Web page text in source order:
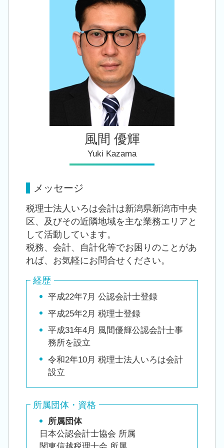
相続税 手続き
住宅取得等資金 贈与
小規模宅地等の特例 要件
税務顧問 税理士 相談 亀田駅
相続 税理士 相談 亀田駅
会社設立 税理士 相談 豊栄駅
創業支援 税理士 相談 加茂市
税務顧問 税理士 相談 江南区
会社設立 税理士 相談 新潟市中央区
風間 優輝
Yuki Kazama
メッセージ
税理士法人いろは会計は新潟県新潟市中央
区、及びその近隣地域を主な業務エリアと
して活動しています。
税務、会計、自計化等でお困りのことがあ
れば、お気軽にお問合せください。
経歴
平成22年7月 公認会計士登録
平成25年2月 税理士登録
平成31年4月 風間優輝公認会計士事
務所を設立
令和2年10月 税理士法人いろは会計
設立
所属団体・資格
所属団体
日本公認会計士協会 所属